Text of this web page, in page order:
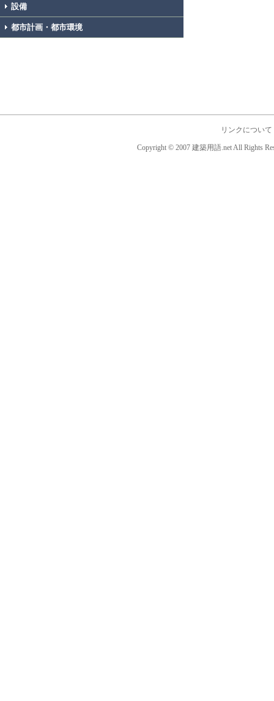
設備
都市計画・都市環境
リンクについて
Copyright © 2007 建築用語.net All Rights